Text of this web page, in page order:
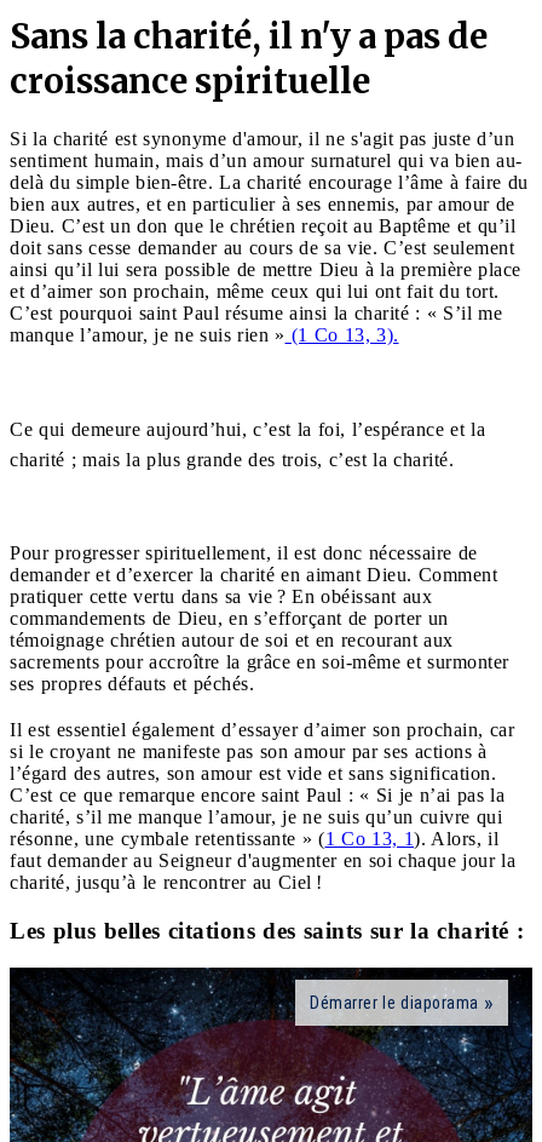
Sans la charité, il n'y a pas de
croissance spirituelle
Si la charité est synonyme d'amour, il ne s'agit pas juste d’un
sentiment humain, mais d’un amour surnaturel qui va bien au-
delà du simple bien-être. La charité encourage l’âme à faire du
bien aux autres, et en particulier à ses ennemis, par amour de
Dieu. C’est un don que le chrétien reçoit au Baptême et qu’il
doit sans cesse demander au cours de sa vie. C’est seulement
ainsi qu’il lui sera possible de mettre Dieu à la première place
et d’aimer son prochain, même ceux qui lui ont fait du tort.
C’est pourquoi saint Paul résume ainsi la charité : « S’il me
manque l’amour, je ne suis rien » (1 Co 13, 3).
Ce qui demeure aujourd’hui, c’est la foi, l’espérance et la
charité ; mais la plus grande des trois, c’est la charité.
Pour progresser spirituellement, il est donc nécessaire de
demander et d’exercer la charité en aimant Dieu. Comment
pratiquer cette vertu dans sa vie ? En obéissant aux
commandements de Dieu, en s’efforçant de porter un
témoignage chrétien autour de soi et en recourant aux
sacrements pour accroître la grâce en soi-même et surmonter
ses propres défauts et péchés.
Il est essentiel également d’essayer d’aimer son prochain, car
si le croyant ne manifeste pas son amour par ses actions à
l’égard des autres, son amour est vide et sans signification.
C’est ce que remarque encore saint Paul : « Si je n’ai pas la
charité, s’il me manque l’amour, je ne suis qu’un cuivre qui
résonne, une cymbale retentissante » (1 Co 13, 1). Alors, il
faut demander au Seigneur d'augmenter en soi chaque jour la
charité, jusqu’à le rencontrer au Ciel !
Les plus belles citations des saints sur la charité :
Démarrer le diaporama